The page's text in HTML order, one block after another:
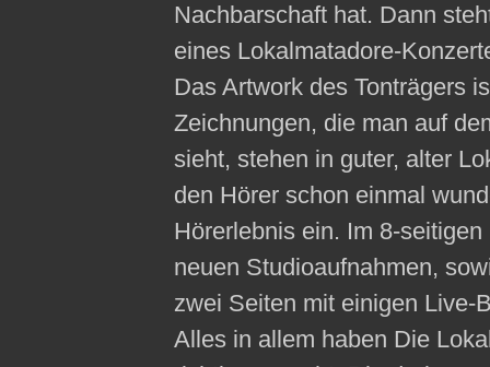
Nachbarschaft hat. Dann
eines Lokalmatadore-
Das Artwork des Tonträgers
Zeichnungen, die man auf
sieht, stehen in guter, alter
den Hörer schon einmal
Hörerlebnis ein. Im 8-
neuen Studioaufnahmen,
zwei Seiten mit einigen Live-
Alles in allem haben Die